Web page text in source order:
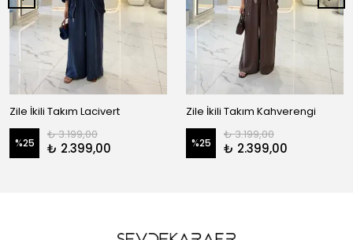
Zile İkili Takım Lacivert
%25
₺ 3.199,00
₺ 2.399,00
Zile İkili Takım Kahverengi
%25
₺ 3.199,00
₺ 2.399,00